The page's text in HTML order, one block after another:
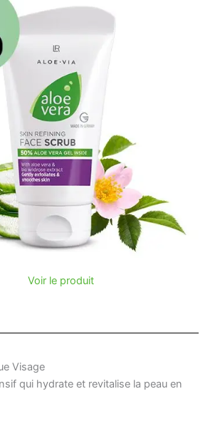
Voir le produit
Visage
qui hydrate et revitalise la peau en